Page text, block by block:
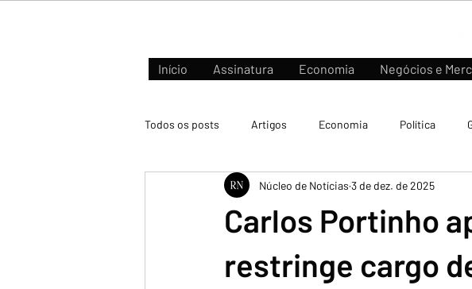
Início Assinatura Economia Negócios e
Todos os posts Artigos Economia Política
Negócios e Mercados
Carlos Portinho
restringe cargo
Núcleo de Notícias 3 de dez. de 2025